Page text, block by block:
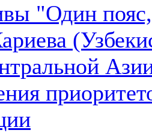
"Один